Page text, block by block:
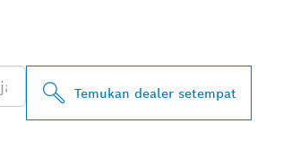
Temukan dealer setempat